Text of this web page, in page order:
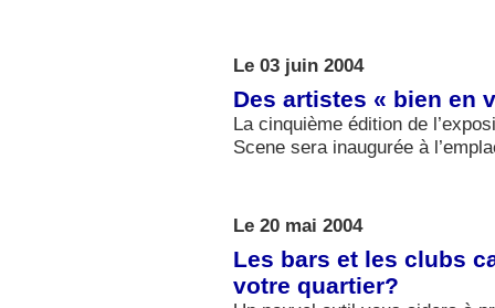
Le 03 juin 2004
Des artistes « bien en
La cinquième édition de
Scene sera inaugurée à
Le 20 mai 2004
Les bars et les clubs
votre quartier?